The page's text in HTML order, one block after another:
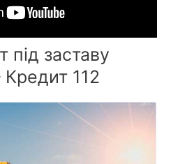
під заставу
Кредит 112